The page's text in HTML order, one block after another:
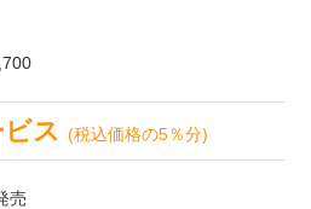
ビス(税込価格の5％分)
売